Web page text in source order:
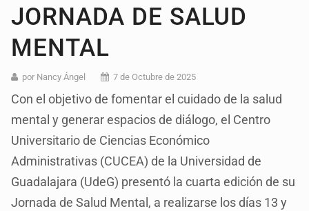
JORNADA DE SALUD
MENTAL
por Nancy Ángel 7 de Octubre de 2025
Con el objetivo de fomentar el cuidado de la salud
mental y generar espacios de diálogo, el Centro
Universitario de Ciencias Económico
Administrativas (CUCEA) de la Universidad de
Guadalajara (UdeG) presentó la cuarta edición de su
Jornada de Salud Mental, a realizarse los días 13 y